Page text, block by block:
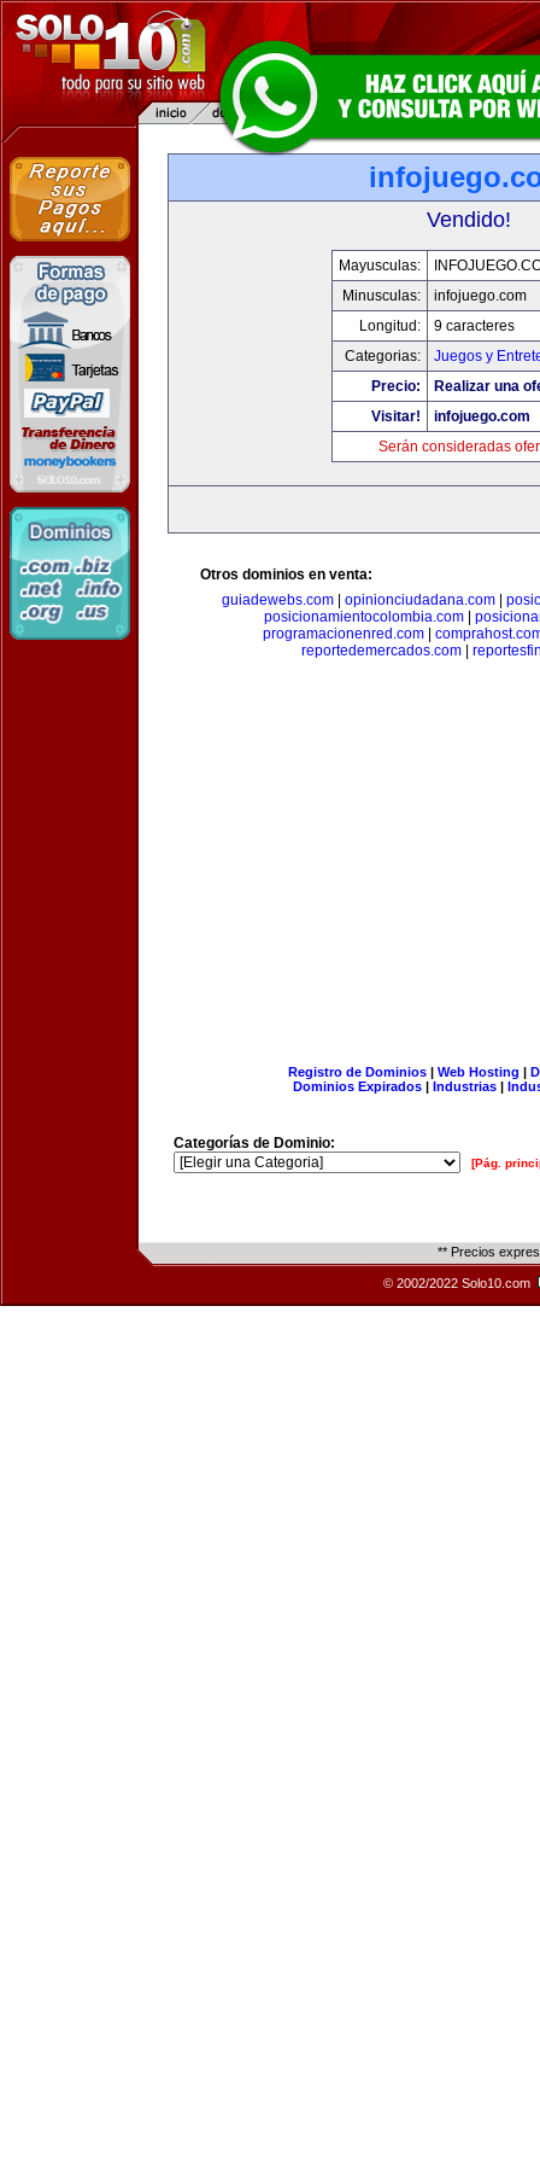
Vendido!
Mayusculas:
Minusculas:
infojuego.com
Longitud:
9 caracteres
Categorias:
Juegos y
Precio:
Realizar una
Visitar!
infojuego.com
Serán consideradas
Otros dominios en venta:
guiadewebs.com
opinionciudadana.com
posicionamientocolombia.com|
programacionenred.com
reportedemercados.com|
Registro de Dominios| Web Hosting |
Dominios Expirados | Industrias |
Categorías de Dominio:
[Pág.
** Precios
© 2002/2022 Solo10.com